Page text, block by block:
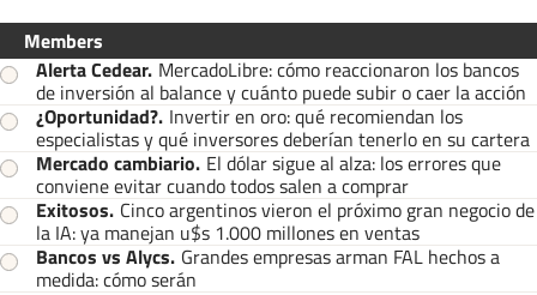
Members
Alerta Cedear. MercadoLibre: cómo reaccionaron los bancos
de inversión al balance y cuánto puede subir o caer la acción
¿Oportunidad?. Invertir en oro: qué recomiendan los
especialistas y qué inversores deberían tenerlo en su cartera
Mercado cambiario. El dólar sigue al alza: los errores que
conviene evitar cuando todos salen a comprar
Exitosos. Cinco argentinos vieron el próximo gran negocio de
la IA: ya manejan u$s 1.000 millones en ventas
Bancos vs Alycs. Grandes empresas arman FAL hechos a
medida: cómo serán